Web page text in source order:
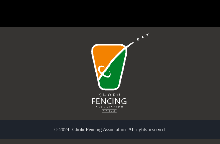
© 2024. Chofu Fencing Association. All rights reserved.